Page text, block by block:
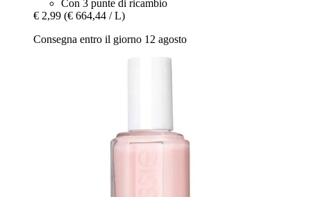
Con 3 punte di ricambio
€ 2,99 (€ 664,44 / L)
Consegna entro il giorno 12 agosto